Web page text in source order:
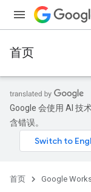
首页
Google 会使用 AI 技
含错误。
首页 Google